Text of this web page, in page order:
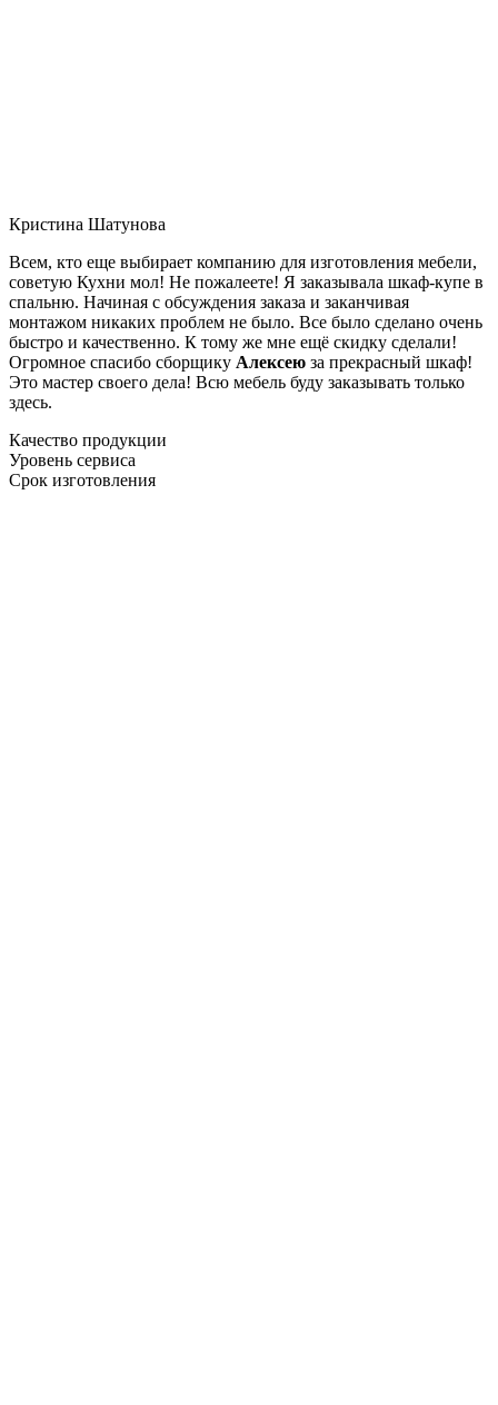
Кристина Шатунова
Всем, кто еще выбирает компанию для изготовления мебели,
советую Кухни мол! Не пожалеете! Я заказывала шкаф-купе в
спальню. Начиная с обсуждения заказа и заканчивая
монтажом никаких проблем не было. Все было сделано очень
быстро и качественно. К тому же мне ещё скидку сделали!
Огромное спасибо сборщику Алексею за прекрасный шкаф!
Это мастер своего дела! Всю мебель буду заказывать только
здесь.
Качество продукции
Уровень сервиса
Срок изготовления